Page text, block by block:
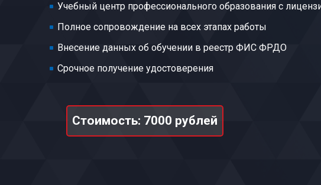
Учебный центр профессионального образования с
Полное сопровождение на всех этапах работы
Внесение данных об обучении в реестр ФИС ФРДО
Срочное получение удостоверения
Стоимость: 7000 рублей